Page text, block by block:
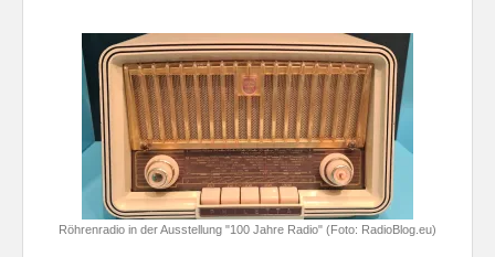
Röhrenradio in der Ausstellung "100 Jahre Radio" (Foto: RadioBlog.eu)